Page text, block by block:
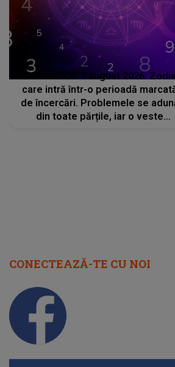
HOROSCOP 7 august 2026. Zodia
care intră într-o perioadă
de încercări. Problemele se
din toate părțile, iar o veste
CONECTEAZĂ-TE CU NOI